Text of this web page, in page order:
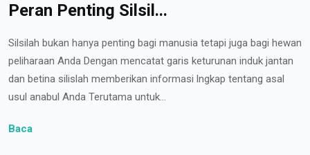
Peran Penting Silsil...
Silsilah bukan hanya penting bagi manusia tetapi juga bagi hewan
peliharaan Anda Dengan mencatat garis keturunan induk jantan
dan betina silislah memberikan informasi lngkap tentang asal
usul anabul Anda Terutama untuk...
Baca